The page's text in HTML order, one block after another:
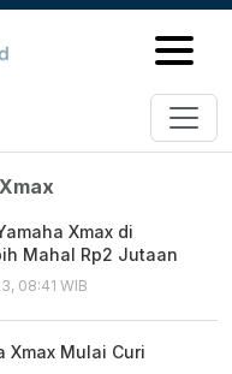
Xmax di
Mahal Rp2 Jutaan
08:41 WIB
Xmax Mulai Curi